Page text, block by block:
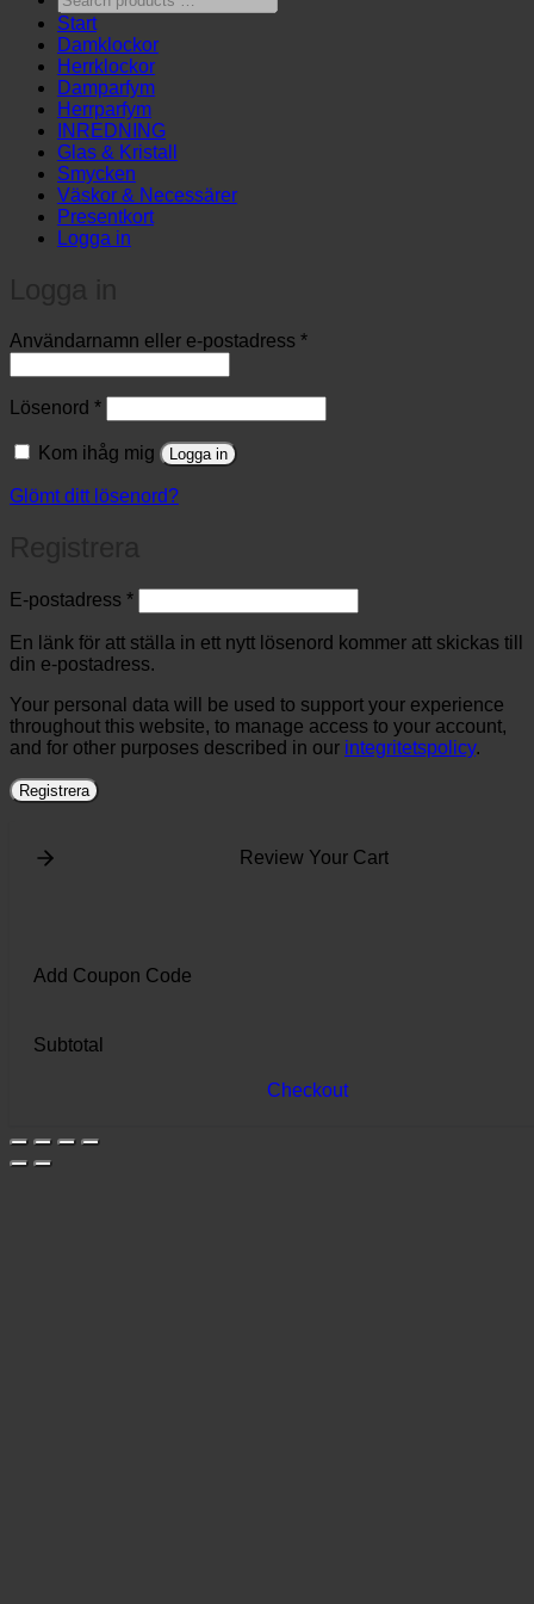
products
…
Start
Damklockor
Herrklockor
Damparfym
Herrparfym
INREDNING
Glas & Kristall
Smycken
Väskor & Necessärer
Presentkort
Logga in
Användarnamn eller e-postadress *Obligatoriskt
Lösenord *Obligatoriskt
Kom ihåg mig Logga in
Glömt ditt lösenord?
E-postadress *Obligatoriskt
En länk för att ställa in ett nytt lösenord kommer att skickas till
din e-postadress.
Your personal data will be used to support your experience
throughout this website, to manage access to your account,
and for other purposes described in our integritetspolicy.
Registrera
Review Your Cart
Add Coupon Code
Subtotal
Checkout